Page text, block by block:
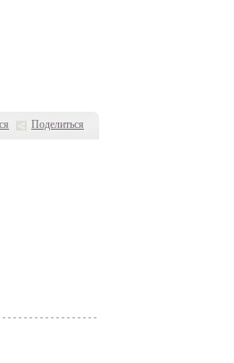
Поделиться